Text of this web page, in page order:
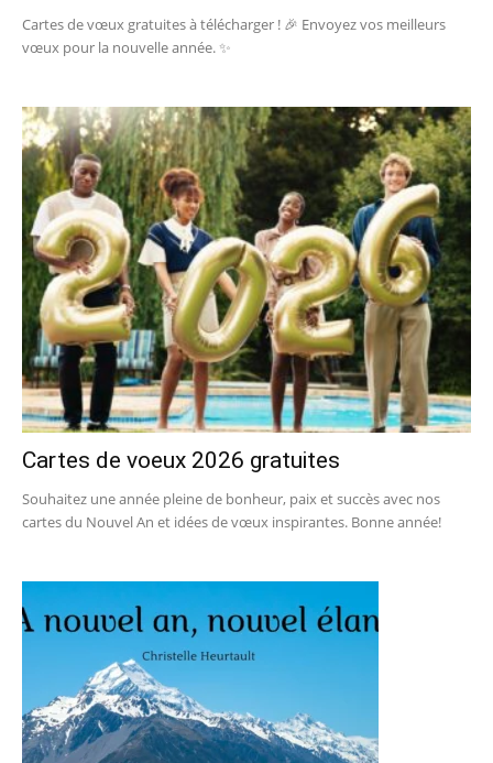
Cartes de vœux gratuites à télécharger ! 🎉 Envoyez vos meilleurs
vœux pour la nouvelle année. ✨
Cartes de voeux 2026 gratuites
Souhaitez une année pleine de bonheur, paix et succès avec nos
cartes du Nouvel An et idées de vœux inspirantes. Bonne année!